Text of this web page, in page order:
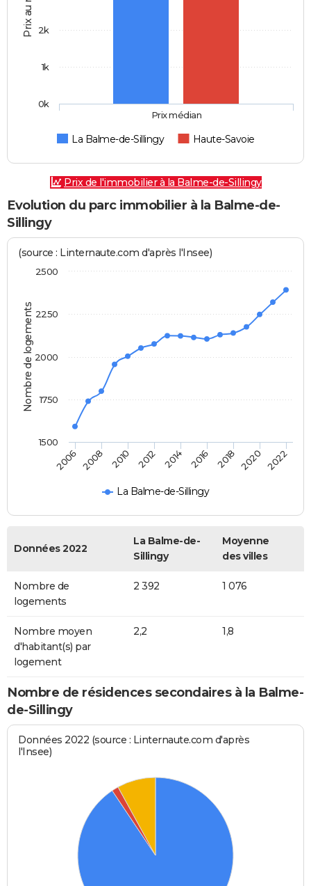
Prix au m2
La Balme-de-Sillingy Haute-Savoie
Prix médian
0k
1k
2k
Prix de l'immobilier à la Balme-de-Sillingy
Evolution du parc immobilier à la Balme-de-
Sillingy
Nombre de logements
(source : Linternaute.com d'après l'Insee)
La Balme-de-Sillingy
2006 2008 2010 2012 2014 2016 2018 2020 2022
1500
1750
2000
2250
2500
Données 2022
La Balme-de-
Sillingy
Moyenne
des villes
Nombre de
logements
2 392 1 076
Nombre moyen
d'habitant(s) par
logement
2,2 1,8
Nombre de résidences secondaires à la Balme-
de-Sillingy
Données 2022 (source : Linternaute.com d'après
l'Insee)